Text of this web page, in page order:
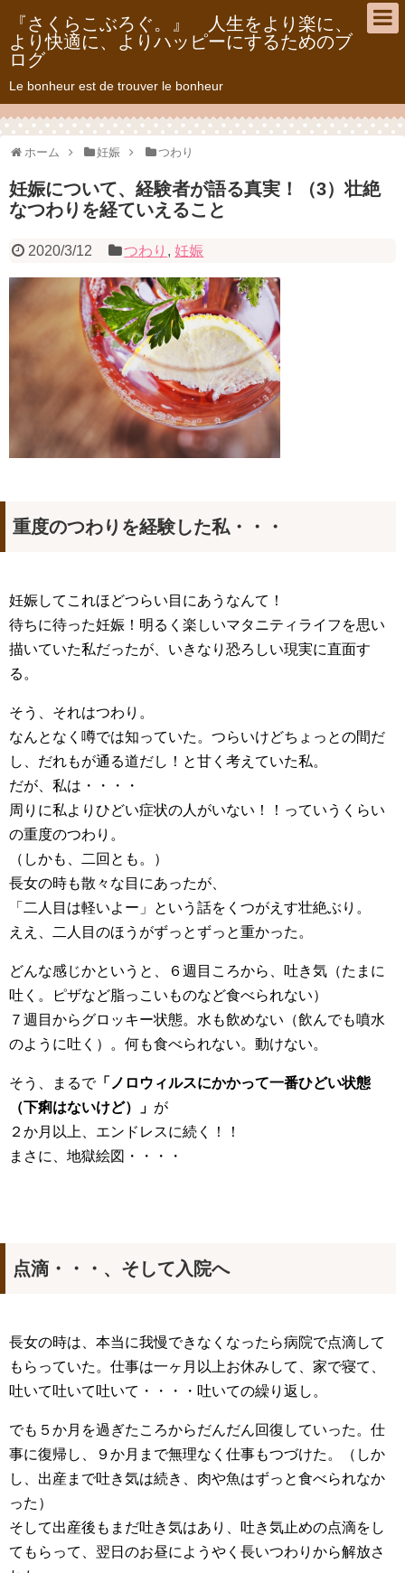
『さくらこぶろぐ。』 人生をより楽に、
より快適に、よりハッピーにするためのブ
ログ
Le bonheur est de trouver le bonheur
ホーム 妊娠 つわり
妊娠について、経験者が語る真実！（3）壮絶
なつわりを経ていえること
2020/3/12 つわり ,妊娠
重度のつわりを経験した私・・・
妊娠してこれほどつらい目にあうなんて！
待ちに待った妊娠！明るく楽しいマタニティライフを思い
描いていた私だったが、いきなり恐ろしい現実に直面す
る。
そう、それはつわり。
なんとなく噂では知っていた。つらいけどちょっとの間だ
し、だれもが通る道だし！と甘く考えていた私。
だが、私は・・・・
周りに私よりひどい症状の人がいない！！っていうくらい
の重度のつわり。
（しかも、二回とも。）
長女の時も散々な目にあったが、
「二人目は軽いよー」という話をくつがえす壮絶ぶり。
ええ、二人目のほうがずっとずっと重かった。
どんな感じかというと、６週目ころから、吐き気（たまに
吐く。ピザなど脂っこいものなど食べられない）
７週目からグロッキー状態。水も飲めない（飲んでも噴水
のように吐く）。何も食べられない。動けない。
そう、まるで「ノロウィルスにかかって一番ひどい状態
（下痢はないけど）」 が
２か月以上、エンドレスに続く！！
まさに、地獄絵図・・・・
点滴・・・、そして入院へ
長女の時は、本当に我慢できなくなったら病院で点滴して
もらっていた。仕事は一ヶ月以上お休みして、家で寝て、
吐いて吐いて吐いて・・・・吐いての繰り返し。
でも５か月を過ぎたころからだんだん回復していった。仕
事に復帰し、９か月まで無理なく仕事もつづけた。（しか
し、出産まで吐き気は続き、肉や魚はずっと食べられなか
った）
そして出産後もまだ吐き気はあり、吐き気止めの点滴をし
てもらって、翌日のお昼にようやく長いつわりから解放さ